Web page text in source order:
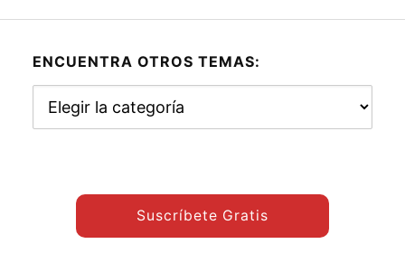
ENCUENTRA OTROS TEMAS:
otros
Suscríbete Gratis